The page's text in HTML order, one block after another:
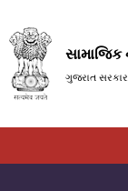
સામાજિક
ગુજરાત સરકાર